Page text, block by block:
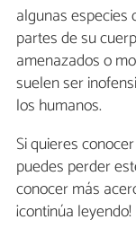
algunas especies
partes de su
amenazados o
suelen ser
los humanos.
Si quieres
puedes perder
conocer más
¡continúa leyendo!